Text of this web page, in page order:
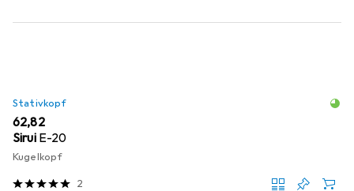
Stativkopf
EUR
62,82
Sirui E-20
Kugelkopf
2